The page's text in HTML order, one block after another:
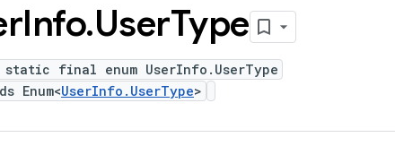
Info.UserType
final enum UserInfo.UserType
Enum<UserInfo.UserType>